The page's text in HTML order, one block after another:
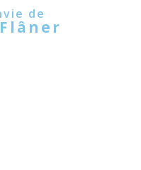
Flâner